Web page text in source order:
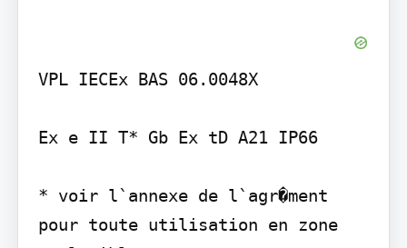
VPL IECEx BAS 06.0048X
Ex e II T* Gb Ex tD A21 IP66
* voir l`annexe de l`agr�ment
pour toute utilisation en zone